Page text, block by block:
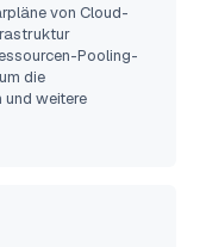
von Cloud-
Pooling-
die
und weitere